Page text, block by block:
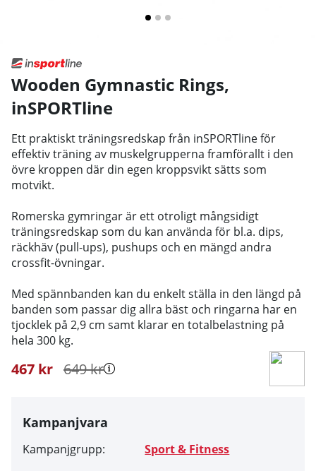
Wooden Gymnastic Rings,
inSPORTline
Ett praktiskt träningsredskap från inSPORTline för
effektiv träning av muskelgrupperna framförallt i den
övre kroppen där din egen kroppsvikt sätts som
motvikt.
Romerska gymringar är ett otroligt mångsidigt
träningsredskap som du kan använda för bl.a. dips,
räckhäv (pull-ups), pushups och en mängd andra
crossfit-övningar.
Med spännbanden kan du enkelt ställa in den längd på
banden som passar dig allra bäst och ringarna har en
tjocklek på 2,9 cm samt klarar en totalbelastning på
hela 300 kg.
649kr
467 kr
Kampanjvara
Kampanjgrupp: Sport & Fitness